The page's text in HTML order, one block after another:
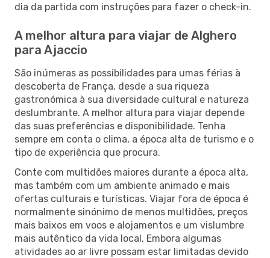
dia da partida com instruções para fazer o check-in.
A melhor altura para viajar de Alghero
para Ajaccio
São inúmeras as possibilidades para umas férias à
descoberta de França, desde a sua riqueza
gastronómica à sua diversidade cultural e natureza
deslumbrante. A melhor altura para viajar depende
das suas preferências e disponibilidade. Tenha
sempre em conta o clima, a época alta de turismo e o
tipo de experiência que procura.
Conte com multidões maiores durante a época alta,
mas também com um ambiente animado e mais
ofertas culturais e turísticas. Viajar fora de época é
normalmente sinónimo de menos multidões, preços
mais baixos em voos e alojamentos e um vislumbre
mais autêntico da vida local. Embora algumas
atividades ao ar livre possam estar limitadas devido